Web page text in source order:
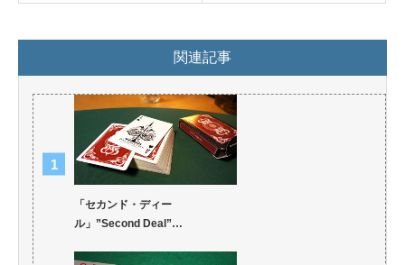
関連記事
「セカンド・ディー
ル」”Second Deal”…